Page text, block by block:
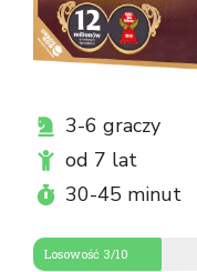
3-6 graczy
od 7 lat
30-45 minut
Losowość 3/10